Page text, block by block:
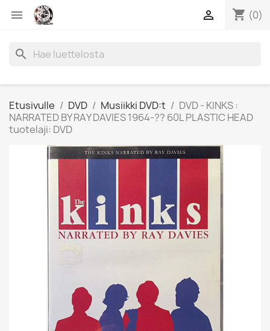
 shopping_cart (0)

search
Etusivulle DVD Musiikki DVD:t
DVD - KINKS :
NARRATED BY RAY DAVIES 1964-?? 60L PLASTIC HEAD
tuotelaji: DVD